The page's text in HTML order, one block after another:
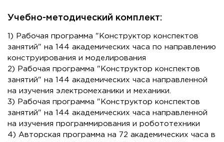
Учебно-методический комплект:
1) Рабочая программа "Конструктор конспектов
занятий" на 144 академических часа по направлению
конструирования и моделирования
2) Рабочая программа "Конструктор конспектов
занятий" на 144 академических часа направленной
на изучения электромеханики и механики.
3) Рабочая программа "Конструктор конспектов
занятий" на 144 академических часа направленной
на изучения программирования и робототехники
4) Авторская программа на 72 академических часа в